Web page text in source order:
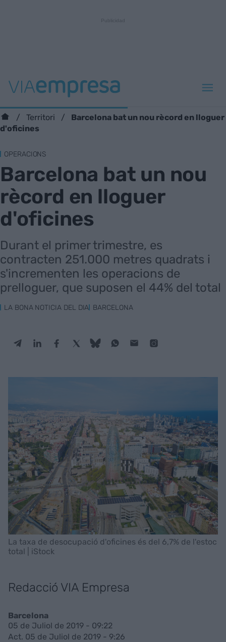
Territori
Barcelona bat un nou rècord en lloguer
d'oficines
OPERACIONS
Barcelona bat un nou
rècord en lloguer
d'oficines
Durant el primer trimestre, es
contracten 251.000 metres quadrats i
s'incrementen les operacions de
prelloguer, que suposen el 44% del total
LA BONA NOTICIA DEL DIA BARCELONA
La taxa de desocupació d'oficines és del 6,7% de l'estoc
total | iStock
Redacció VIA Empresa
Barcelona
05 de Juliol de 2019 - 09:22
Act. 05 de Juliol de 2019 - 9:26